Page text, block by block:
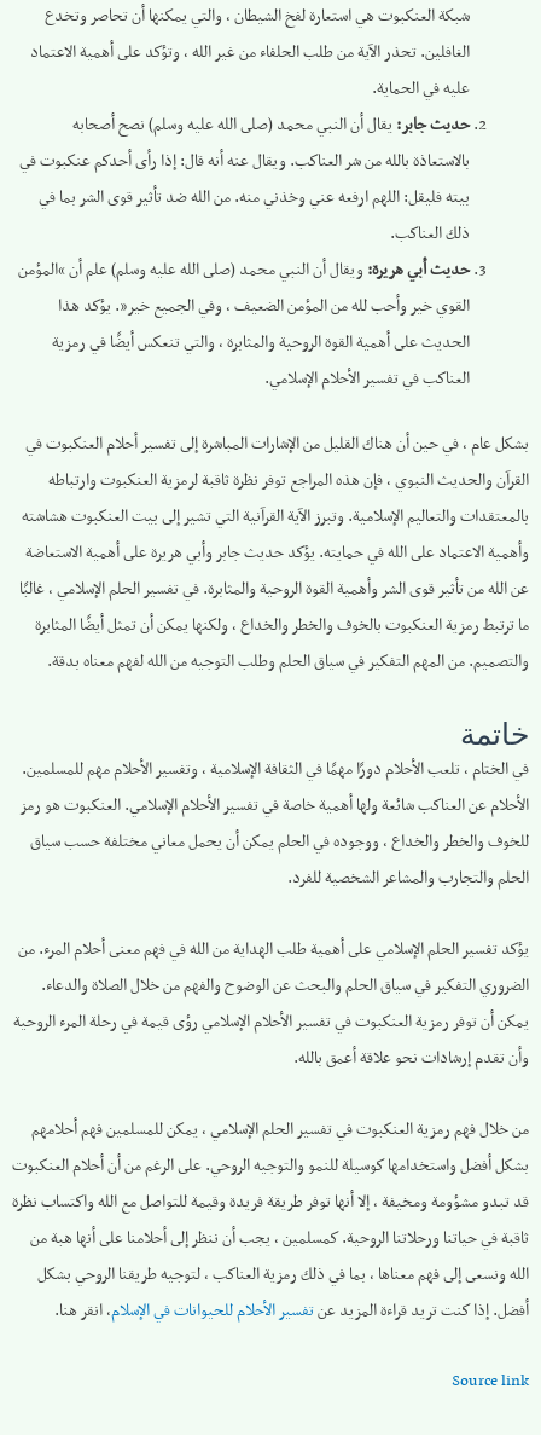
شبكة العنكبوت هي استعارة لفخ الشيطان ، والتي يمكنها أن تحاصر وتخدع
الغافلين. تحذر الآية من طلب الحلفاء من غير الله ، وتؤكد على أهمية الاعتماد
عليه في الحماية.
حديث جابر:يقال أن النبي محمد (صلى الله عليه وسلم) نصح أصحابه
بالاستعاذة بالله من شر العناكب. ويقال عنه أنه قال: إذا رأى أحدكم عنكبوت في
بيته فليقل: اللهم ارفعه عني وخذني منه. من الله ضد تأثير قوى الشر بما في
ذلك العناكب.
حديث أبي هريرة: ويقال أن النبي محمد (صلى الله عليه وسلم) علم أن “المؤمن
القوي خير وأحب لله من المؤمن الضعيف ، وفي الجميع خير”. يؤكد هذا
الحديث على أهمية القوة الروحية والمثابرة ، والتي تنعكس أيضًا في رمزية
العناكب في تفسير الأحلام الإسلامي.
بشكل عام ، في حين أن هناك القليل من الإشارات المباشرة إلى تفسير أحلام العنكبوت في
القرآن والحديث النبوي ، فإن هذه المراجع توفر نظرة ثاقبة لرمزية العنكبوت وارتباطه
بالمعتقدات والتعاليم الإسلامية. وتبرز الآية القرآنية التي تشير إلى بيت العنكبوت هشاشته
وأهمية الاعتماد على الله في حمايته. يؤكد حديث جابر وأبي هريرة على أهمية الاستعاضة
عن الله من تأثير قوى الشر وأهمية القوة الروحية والمثابرة. في تفسير الحلم الإسلامي ، غالبًا
ما ترتبط رمزية العنكبوت بالخوف والخطر والخداع ، ولكنها يمكن أن تمثل أيضًا المثابرة
والتصميم. من المهم التفكير في سياق الحلم وطلب التوجيه من الله لفهم معناه بدقة.
خاتمة
في الختام ، تلعب الأحلام دورًا مهمًا في الثقافة الإسلامية ، وتفسير الأحلام مهم للمسلمين.
الأحلام عن العناكب شائعة ولها أهمية خاصة في تفسير الأحلام الإسلامي. العنكبوت هو رمز
للخوف والخطر والخداع ، ووجوده في الحلم يمكن أن يحمل معاني مختلفة حسب سياق
الحلم والتجارب والمشاعر الشخصية للفرد.
يؤكد تفسير الحلم الإسلامي على أهمية طلب الهداية من الله في فهم معنى أحلام المرء. من
الضروري التفكير في سياق الحلم والبحث عن الوضوح والفهم من خلال الصلاة والدعاء.
يمكن أن توفر رمزية العنكبوت في تفسير الأحلام الإسلامي رؤى قيمة في رحلة المرء الروحية
وأن تقدم إرشادات نحو علاقة أعمق بالله.
من خلال فهم رمزية العنكبوت في تفسير الحلم الإسلامي ، يمكن للمسلمين فهم أحلامهم
بشكل أفضل واستخدامها كوسيلة للنمو والتوجيه الروحي. على الرغم من أن أحلام العنكبوت
قد تبدو مشؤومة ومخيفة ، إلا أنها توفر طريقة فريدة وقيمة للتواصل مع الله واكتساب نظرة
ثاقبة في حياتنا ورحلاتنا الروحية. كمسلمين ، يجب أن ننظر إلى أحلامنا على أنها هبة من
الله ونسعى إلى فهم معناها ، بما في ذلك رمزية العناكب ، لتوجيه طريقنا الروحي بشكل
أفضل. إذا كنت تريد قراءة المزيد عنتفسير الأحلام للحيوانات في الإسلام، انقر هنا.
Source link